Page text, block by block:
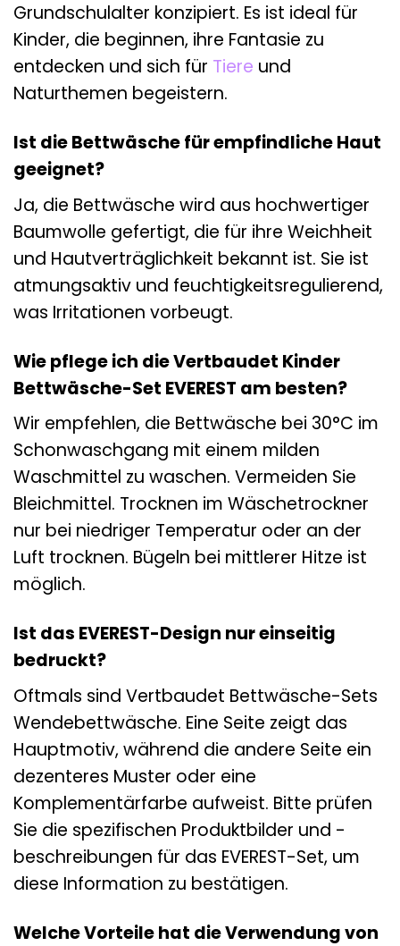
Grundschulalter konzipiert. Es ist ideal für
Kinder, die beginnen, ihre Fantasie zu
entdecken und sich für Tiere und
Naturthemen begeistern.
Ist die Bettwäsche für empfindliche Haut
geeignet?
Ja, die Bettwäsche wird aus hochwertiger
Baumwolle gefertigt, die für ihre Weichheit
und Hautverträglichkeit bekannt ist. Sie ist
atmungsaktiv und feuchtigkeitsregulierend,
was Irritationen vorbeugt.
Wie pflege ich die Vertbaudet Kinder
Bettwäsche-Set EVEREST am besten?
Wir empfehlen, die Bettwäsche bei 30°C im
Schonwaschgang mit einem milden
Waschmittel zu waschen. Vermeiden Sie
Bleichmittel. Trocknen im Wäschetrockner
nur bei niedriger Temperatur oder an der
Luft trocknen. Bügeln bei mittlerer Hitze ist
möglich.
Ist das EVEREST-Design nur einseitig
bedruckt?
Oftmals sind Vertbaudet Bettwäsche-Sets
Wendebettwäsche. Eine Seite zeigt das
Hauptmotiv, während die andere Seite ein
dezenteres Muster oder eine
Komplementärfarbe aufweist. Bitte prüfen
Sie die spezifischen Produktbilder und -
beschreibungen für das EVEREST-Set, um
diese Information zu bestätigen.
Welche Vorteile hat die Verwendung von